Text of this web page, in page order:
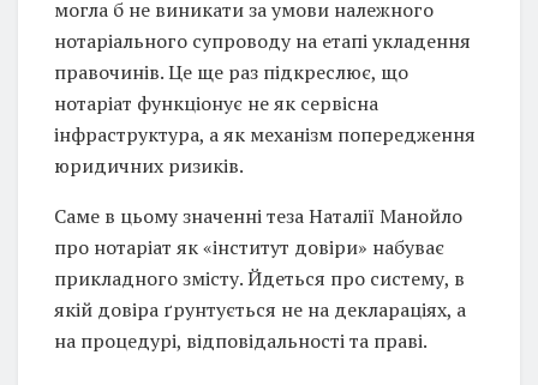
могла б не виникати за умови належного
нотаріального супроводу на етапі укладення
правочинів. Це ще раз підкреслює, що
нотаріат функціонує не як сервісна
інфраструктура, а як механізм попередження
юридичних ризиків.
Саме в цьому значенні теза Наталії Манойло
про нотаріат як «інститут довіри» набуває
прикладного змісту. Йдеться про систему, в
якій довіра ґрунтується не на деклараціях, а
на процедурі, відповідальності та праві.